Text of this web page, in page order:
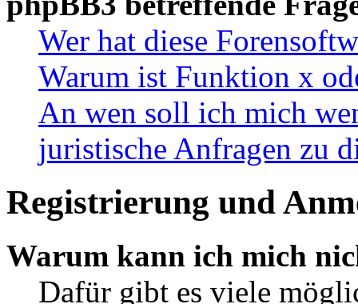
Wer hat diese
Warum ist Funktion x
An wen soll ich mich
juristische Anfragen zu
Registrierung und
Warum kann ich mich
Dafür gibt es viele